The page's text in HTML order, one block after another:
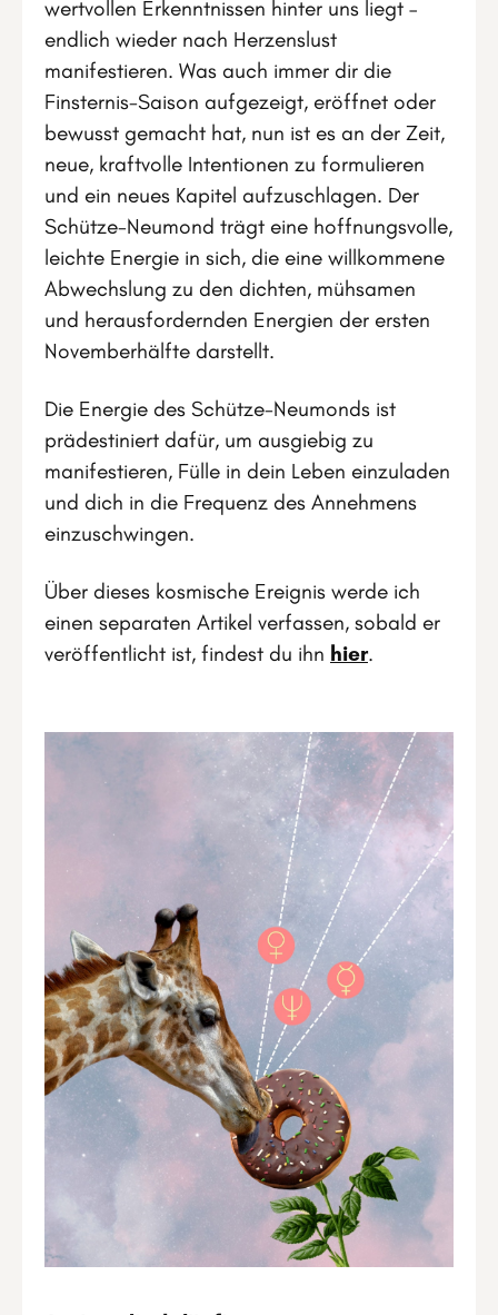
wertvollen Erkenntnissen hinter uns liegt –
endlich wieder nach Herzenslust
manifestieren. Was auch immer dir die
Finsternis-Saison aufgezeigt, eröffnet oder
bewusst gemacht hat, nun ist es an der Zeit,
neue, kraftvolle Intentionen zu formulieren
und ein neues Kapitel aufzuschlagen. Der
Schütze-Neumond trägt eine hoffnungsvolle,
leichte Energie in sich, die eine willkommene
Abwechslung zu den dichten, mühsamen
und herausfordernden Energien der ersten
Novemberhälfte darstellt.
Die Energie des Schütze-Neumonds ist
prädestiniert dafür, um ausgiebig zu
manifestieren, Fülle in dein Leben einzuladen
und dich in die Frequenz des Annehmens
einzuschwingen.
Über dieses kosmische Ereignis werde ich
einen separaten Artikel verfassen, sobald er
veröffentlicht ist, findest du ihn hier.